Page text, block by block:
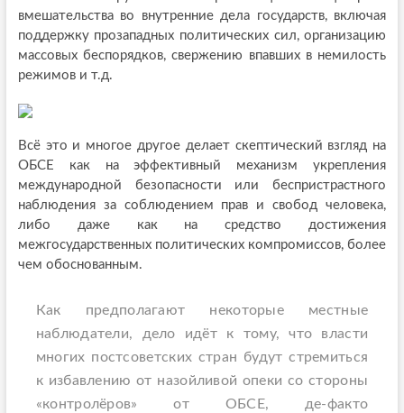
вмешательства во внутренние дела государств, включая
поддержку прозападных политических сил, организацию
массовых беспорядков, свержению впавших в немилость
режимов и т.д.
Всё это и многое другое делает скептический взгляд на
ОБСЕ как на эффективный механизм укрепления
международной безопасности или беспристрастного
наблюдения за соблюдением прав и свобод человека,
либо даже как на средство достижения
межгосударственных политических компромиссов, более
чем обоснованным.
Как предполагают некоторые местные
наблюдатели, дело идёт к тому, что власти
многих постсоветских стран будут стремиться
к избавлению от назойливой опеки со стороны
«контролёров» от ОБСЕ, де-факто